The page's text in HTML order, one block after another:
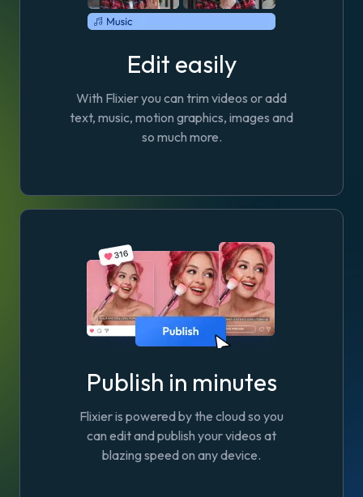
Edit easily
With Flixier you can trim videos or add
text, music, motion graphics, images and
so much more.
Publish in minutes
Flixier is powered by the cloud so you
can edit and publish your videos at
blazing speed on any device.